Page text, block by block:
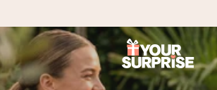
Bestil i dag, sendes inden for 1